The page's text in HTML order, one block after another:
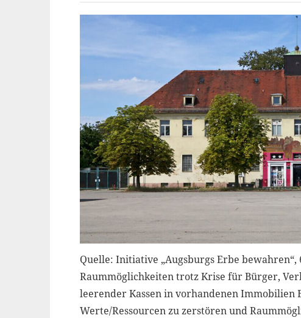
Quelle: Initiative „Augsburgs Erbe
Raummöglichkeiten trotz Krise für Bürger,
leerender Kassen in vorhandenen Immobilien
Werte/Ressourcen zu zerstören und